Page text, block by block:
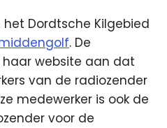
het Dordtsche Kilgebied
. De
website aan dat
van de radiozender
medewerker is ook de
voor de